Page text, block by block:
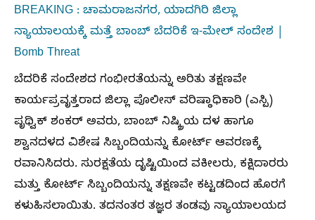
BREAKING : ಚಾಮರಾಜನಗರ, ಯಾದಗಿರಿ ಜಿಲ್ಲಾ
ನ್ಯಾಯಾಲಯಕ್ಕೆ ಮತ್ತೆ ಬಾಂಬ್ ಬೆದರಿಕೆ ಇ-ಮೇಲ್ ಸಂದೇಶ |
Bomb Threat
ಬೆದರಿಕೆ ಸಂದೇಶದ ಗಂಭೀರತೆಯನ್ನು ಅರಿತು ತಕ್ಷಣವೇ
ಕಾರ್ಯಪ್ರವೃತ್ತರಾದ ಜಿಲ್ಲಾ ಪೊಲೀಸ್ ವರಿಷ್ಠಾಧಿಕಾರಿ (ಎಸ್ಪಿ)
ಪೃಥ್ವಿಕ್ ಶಂಕರ್ ಅವರು, ಬಾಂಬ್ ನಿಷ್ಕ್ರಿಯ ದಳ ಹಾಗೂ
ಶ್ವಾನದಳದ ವಿಶೇಷ ಸಿಬ್ಬಂದಿಯನ್ನು ಕೋರ್ಟ್ ಆವರಣಕ್ಕೆ
ರವಾನಿಸಿದರು. ಸುರಕ್ಷತೆಯ ದೃಷ್ಟಿಯಿಂದ ವಕೀಲರು, ಕಕ್ಷಿದಾರರು
ಮತ್ತು ಕೋರ್ಟ್ ಸಿಬ್ಬಂದಿಯನ್ನು ತಕ್ಷಣವೇ ಕಟ್ಟಡದಿಂದ ಹೊರಗೆ
ಕಳುಹಿಸಲಾಯಿತು. ತದನಂತರ ತಜ್ಞರ ತಂಡವು ನ್ಯಾಯಾಲಯದ